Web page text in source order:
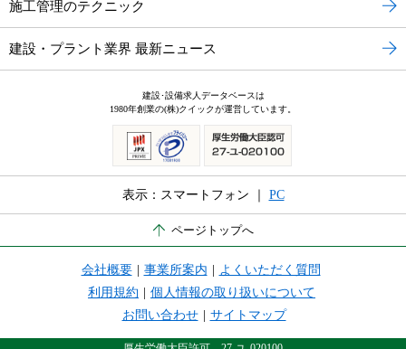
施工管理のテクニック
建設・プラント業界 最新ニュース
建設･設備求人データベースは
1980年創業の(株)クイックが運営しています。
表示：スマートフォン ｜ PC
ページトップへ
会社概要 事業所案内
よくいただく質問
利用規約
個人情報の取り扱いについて
お問い合わせ
サイトマップ